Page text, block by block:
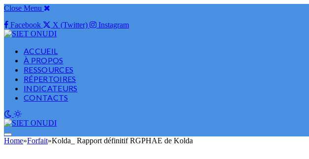
Close Menu
Facebook
X (Twitter) Instagram
ACCUEIL
À PROPOS
RESSOURCES
RÉPERTOIRES
INDICATEURS
CONTACTS
Home»Forfait»Kolda_ Rapport définitif RGPHAE de Kolda